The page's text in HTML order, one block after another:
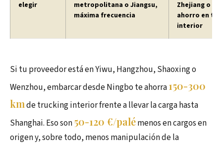
elegir
metropolitana o Jiangsu,
máxima frecuencia
Zhejiang o
ahorro en
interior
Si tu proveedor está en Yiwu, Hangzhou, Shaoxing o
Wenzhou, embarcar desde Ningbo te ahorra150-300
kmde trucking interior frente a llevar la carga hasta
Shanghai. Eso son50-120 €/palémenos en cargos en
origen y, sobre todo, menos manipulación de la